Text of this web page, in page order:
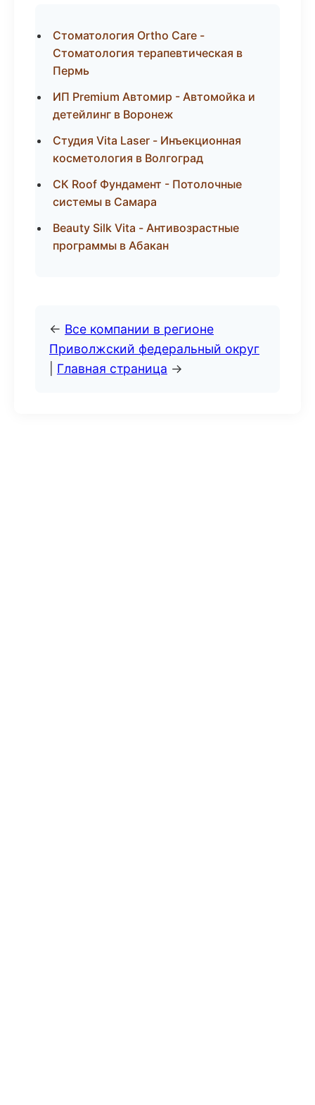
Стоматология Ortho Care -
Стоматология терапевтическая в
Пермь
ИП Premium Автомир - Автомойка и
детейлинг в Воронеж
Студия Vita Laser - Инъекционная
косметология в Волгоград
СК Roof Фундамент - Потолочные
системы в Самара
Beauty Silk Vita - Антивозрастные
программы в Абакан
← Все компании в регионе
Приволжский федеральный округ
Главная страница →